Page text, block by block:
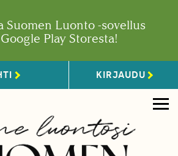
Suomen Luonto -sovellus
Google Play Storesta!
KIRJAUDU